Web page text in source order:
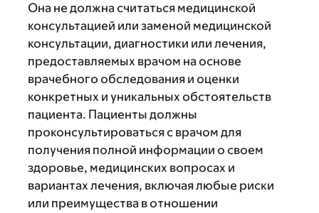
Она не должна считаться медицинской
консультацией или заменой медицинской
консультации, диагностики или лечения,
предоставляемых врачом на основе
врачебного обследования и оценки
конкретных и уникальных обстоятельств
пациента. Пациенты должны
проконсультироваться с врачом для
получения полной информации о своем
здоровье, медицинских вопросах и
вариантах лечения, включая любые риски
или преимущества в отношении